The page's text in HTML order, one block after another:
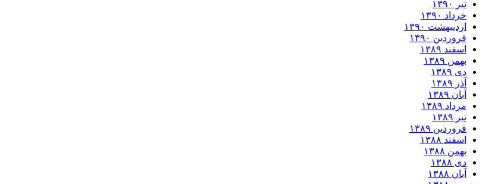
تیر ۱۳۹۰
خرداد ۱۳۹۰
اردیبهشت ۱۳۹۰
فروردین ۱۳۹۰
اسفند ۱۳۸۹
بهمن ۱۳۸۹
دی ۱۳۸۹
آذر ۱۳۸۹
آبان ۱۳۸۹
مرداد ۱۳۸۹
تیر ۱۳۸۹
فروردین ۱۳۸۹
اسفند ۱۳۸۸
بهمن ۱۳۸۸
دی ۱۳۸۸
آبان ۱۳۸۸